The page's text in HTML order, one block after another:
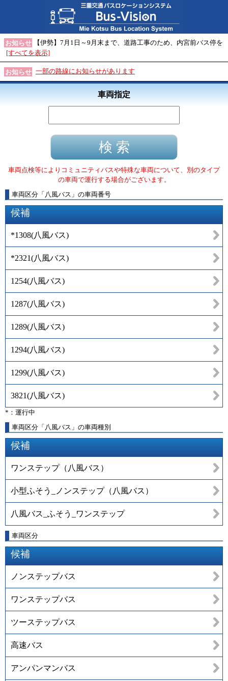
お知らせ
【伊勢】7月1日～9月末まで、道路工事のため、内宮前バス停を
[すべてを表示]
お知らせ 一部の路線にお知らせがあります
車両指定
車両点検等によりコミュニティバスや特殊な車両について、別のタイプ
の車両で運行する場合がございます。
車両区分 「 八風バス 」 の車両番号
候補
*1308(八風バス)
*2321(八風バス)
1254(八風バス)
1287(八風バス)
1289(八風バス)
1294(八風バス)
1299(八風バス)
3821(八風バス)
*：運行中
車両区分「八風バス」の車両種別
候補
ワンステップ（八風バス）
小型ふそう_ノンステップ（八風バス）
八風バス_ふそう_ワンステップ
車両区分
候補
ノンステップバス
ワンステップバス
ツーステップバス
高速バス
アンパンマンバス